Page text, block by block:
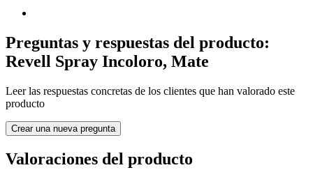
Preguntas y respuestas del producto:
Revell Spray Incoloro, Mate
Leer las respuestas concretas de los clientes que han valorado este
producto
Crear una nueva pregunta
Valoraciones del producto